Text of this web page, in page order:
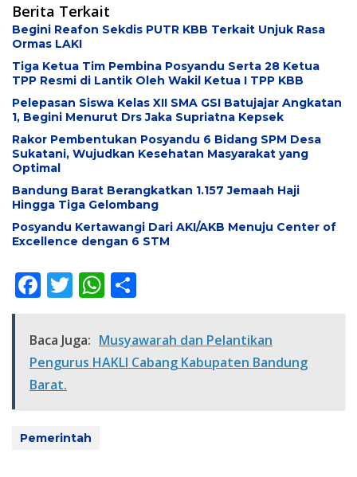
Berita Terkait
Begini Reafon Sekdis PUTR KBB Terkait Unjuk Rasa
Ormas LAKI
Tiga Ketua Tim Pembina Posyandu Serta 28 Ketua
TPP Resmi di Lantik Oleh Wakil Ketua I TPP KBB
Pelepasan Siswa Kelas XII SMA GSI Batujajar Angkatan
1, Begini Menurut Drs Jaka Supriatna Kepsek
Rakor Pembentukan Posyandu 6 Bidang SPM Desa
Sukatani, Wujudkan Kesehatan Masyarakat yang
Optimal
Bandung Barat Berangkatkan 1.157 Jemaah Haji
Hingga Tiga Gelombang
Posyandu Kertawangi Dari AKI/AKB Menuju Center of
Excellence dengan 6 STM
F
e
b
o
o
k
T
itt
er
W
at
s
p
ar
e
Baca Juga: Musyawarah dan Pelantikan
Pengurus HAKLI Cabang Kabupaten Bandung
Barat.
Pemerintah